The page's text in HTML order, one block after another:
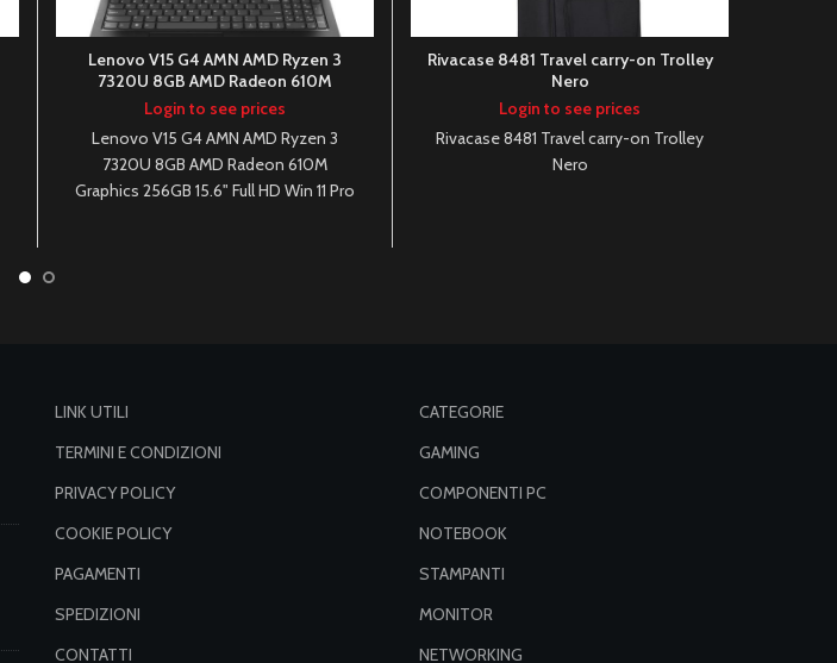
Lenovo V15 G4 AMN AMD Ryzen 3
7320U 8GB AMD Radeon 610M
Graphics 256GB 15.6″ Full HD Win 11 Pro
Login to see prices
Lenovo V15 G4 AMN AMD Ryzen 3
7320U 8GB AMD Radeon 610M
Graphics 256GB 15.6" Full HD Win 11 Pro
Rivacase 8481 Travel carry-on Trolley
Nero
Login to see prices
Rivacase 8481 Travel carry-on Trolley
Nero
LINK UTILI
TERMINI E CONDIZIONI
PRIVACY POLICY
COOKIE POLICY
PAGAMENTI
SPEDIZIONI
CONTATTI
CATEGORIE
GAMING
COMPONENTI PC
NOTEBOOK
STAMPANTI
MONITOR
NETWORKING